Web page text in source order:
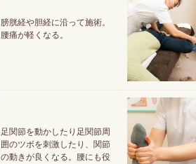
膀胱経や胆経に沿って施術。
腰痛が軽くなる。
足関節を動かしたり足関節周
囲のツボを刺激したり、関節
の動きが良くなる。腰にも役